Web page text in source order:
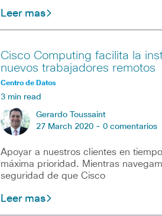
Leer mas
Cisco Computing facilita la
nuevos trabajadores remotos
Centro de Datos
3 min read
Gerardo Toussaint
27 March 2020 - 0 comentarios
Apoyar a nuestros clientes en
máxima prioridad. Mientras
seguridad de que Cisco
Leer mas